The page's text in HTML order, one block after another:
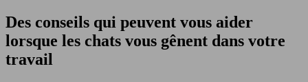
Des conseils qui peuvent vous aider
lorsque les chats vous gênent dans votre
travail